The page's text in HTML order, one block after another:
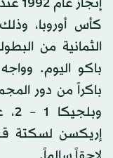
كأس أوروبا،
الثمانية من
باكو اليوم.
إريكسن لسكتة